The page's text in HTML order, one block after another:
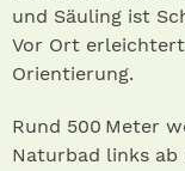
und Säuling ist
Vor Ort
Orientierung.
Rund 500 Meter
Naturbad links